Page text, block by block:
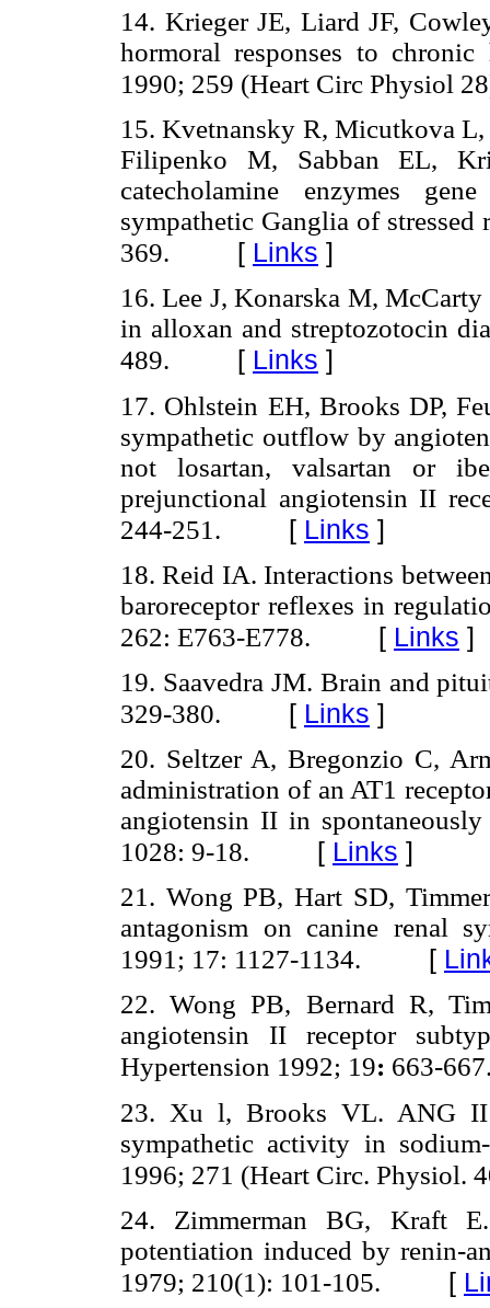
14. Krieger JE, Liard JF,
hormoral responses to
1990; 259 (Heart Circ Physiol
15. Kvetnansky R, Micutkova
Filipenko M, Sabban EL,
catecholamine enzymes
sympathetic Ganglia of
369.
[ Links ]
16. Lee J, Konarska M,
in alloxan and streptozotocin
489.
[ Links ]
17. Ohlstein EH, Brooks DP,
sympathetic outflow by
not losartan, valsartan or
prejunctional angiotensin II
244-251.
[ Links ]
18. Reid IA. Interactions
baroreceptor reflexes in
262: E763-E778.
[ Links ]
19. Saavedra JM. Brain and
329-380.
[ Links ]
20. Seltzer A, Bregonzio C,
administration of an AT1
angiotensin II in
1028: 9-18.
[ Links ]
21. Wong PB, Hart SD,
antagonism on canine renal
1991; 17: 1127-1134.
[
22. Wong PB, Bernard R,
angiotensin II receptor
Hypertension 1992; 19: 663-
23. Xu l, Brooks VL. ANG II
sympathetic activity in
1996; 271 (Heart Circ. Physiol.
24. Zimmerman BG, Kraft
potentiation induced by renin-
1979; 210(1): 101-105.
[